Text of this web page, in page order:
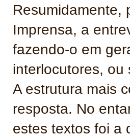
Resumidamente,
Imprensa, a
fazendo-o em
interlocutores, ou
A estrutura mais
resposta. No
estes textos foi a